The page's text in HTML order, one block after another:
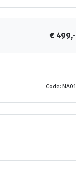
€ 499,-
Code: NA01